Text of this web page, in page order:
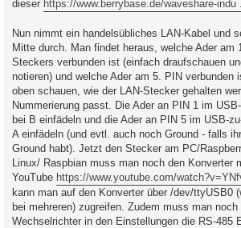
dieser https://www.berrybase.de/waveshare-indu
Nun nimmt ein handelsübliches LAN-Kabel und
Mitte durch. Man findet heraus, welche Ader am
Steckers verbunden ist (einfach draufschauen
notieren) und welche Ader am 5. PIN verbunden
oben schauen, wie der LAN-Stecker gehalten
Nummerierung passt. Die Ader an PIN 1 im
bei B einfädeln und die Ader an PIN 5 im USB-
A einfädeln (und evtl. auch noch Ground - falls
Ground habt). Jetzt den Stecker am PC/
Linux/ Raspbian muss man noch den Konverter
YouTube https://www.youtube.com/
kann man auf den Konverter über /dev/ttyUSB0
bei mehreren) zugreifen. Zudem muss man
Wechselrichter in den Einstellungen die RS-485